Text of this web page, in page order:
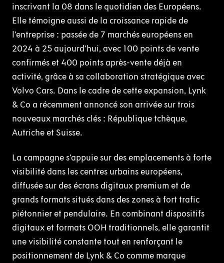
inscrivant la 08 dans le quotidien des Européens.
Elle témoigne aussi de la croissance rapide de
l’entreprise : passée de 7 marchés européens en
2024 à 25 aujourd’hui, avec 100 points de vente
confirmés et 400 points après-vente déjà en
activité, grâce à sa collaboration stratégique avec
Volvo Cars. Dans le cadre de cette expansion, Lynk
& Co a récemment annoncé son arrivée sur trois
nouveaux marchés clés : République tchèque,
Autriche et Suisse.
La campagne s’appuie sur des emplacements à forte
visibilité dans les centres urbains européens,
diffusée sur des écrans digitaux premium et de
grands formats situés dans des zones à fort trafic
piétonnier et pendulaire. En combinant dispositifs
digitaux et formats OOH traditionnels, elle garantit
une visibilité constante tout en renforçant le
positionnement de Lynk & Co comme marque